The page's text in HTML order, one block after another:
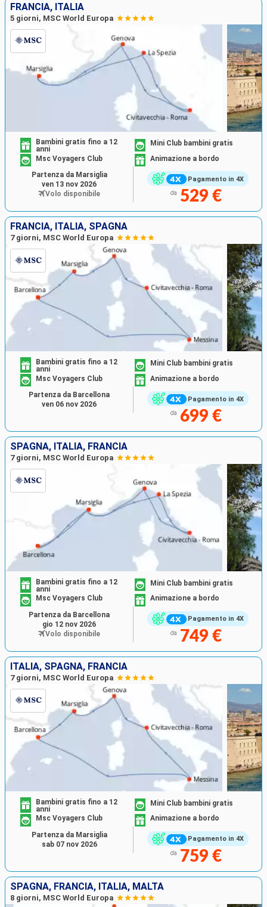
FRANCIA, ITALIA
5 giorni, MSC World Europa
Pagamento in 4X
Bambini gratis fino a 12
anni
Mini Club bambini gratis
Msc Voyagers Club
Animazione a bordo
da 529 €
Partenza da Marsiglia
ven 13 nov 2026
Volo disponibile
FRANCIA, ITALIA, SPAGNA
7 giorni, MSC World Europa
Pagamento in 4X
Bambini gratis fino a 12
anni
Mini Club bambini gratis
Msc Voyagers Club
Animazione a bordo
da 699 €
Partenza da Barcellona
ven 06 nov 2026
SPAGNA, ITALIA, FRANCIA
7 giorni, MSC World Europa
Pagamento in 4X
Bambini gratis fino a 12
anni
Mini Club bambini gratis
Msc Voyagers Club
Animazione a bordo
da 749 €
Partenza da Barcellona
gio 12 nov 2026
Volo disponibile
ITALIA, SPAGNA, FRANCIA
7 giorni, MSC World Europa
Pagamento in 4X
Bambini gratis fino a 12
anni
Mini Club bambini gratis
Msc Voyagers Club
Animazione a bordo
da 759 €
Partenza da Marsiglia
sab 07 nov 2026
SPAGNA, FRANCIA, ITALIA, MALTA
8 giorni, MSC World Europa